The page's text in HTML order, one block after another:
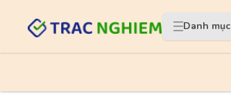
Danh mục